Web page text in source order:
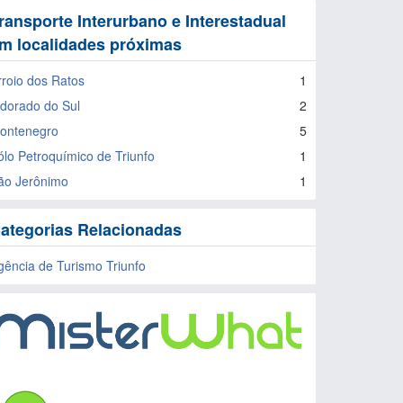
Interurbano e Interestadual
localidades próximas
dos Ratos
1
do Sul
2
5
Petroquímico de Triunfo
1
Jerônimo
1
Relacionadas
de Turismo Triunfo